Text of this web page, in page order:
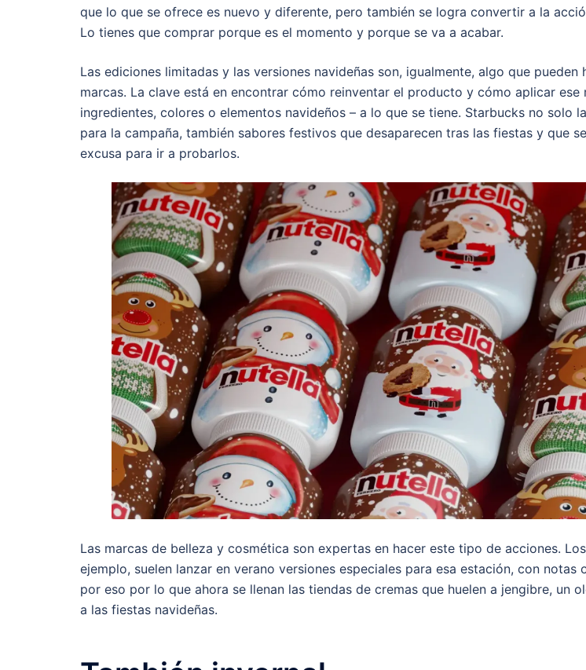
que lo que se ofrece es nuevo y diferente, pero también se logra convertir a la
Lo tienes que comprar porque es el momento y porque se va a acabar.
Las ediciones limitadas y las versiones navideñas son, igualmente, algo que pueden
marcas. La clave está en encontrar cómo reinventar el producto y cómo aplicar ese
ingredientes, colores o elementos navideños – a lo que se tiene. Starbucks no solo
para la campaña, también sabores festivos que desaparecen tras las fiestas y que
excusa para ir a probarlos.
Las marcas de belleza y cosmética son expertas en hacer este tipo de acciones.
ejemplo, suelen lanzar en verano versiones especiales para esa estación, con notas
por eso por lo que ahora se llenan las tiendas de cremas que huelen a jengibre, un
a las fiestas navideñas.